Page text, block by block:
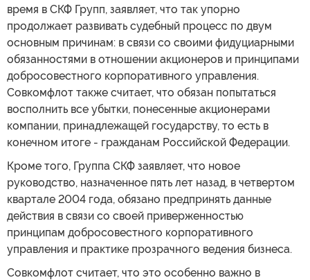
время в СКФ Групп, заявляет, что так упорно
продолжает развивать судебный процесс по двум
основным причинам: в связи со своими фидуциарными
обязанностями в отношении акционеров и принципами
добросовестного корпоративного управления.
Совкомфлот также считает, что обязан попытаться
восполнить все убытки, понесенные акционерами
компании, принадлежащей государству, то есть в
конечном итоге - гражданам Российской Федерации.
Кроме того, Группа СКФ заявляет, что новое
руководство, назначенное пять лет назад, в четвертом
квартале 2004 года, обязано предпринять данные
действия в связи со своей приверженностью
принципам добросовестного корпоративного
управления и практике прозрачного ведения бизнеса.
Совкомфлот считает, что это особенно важно в